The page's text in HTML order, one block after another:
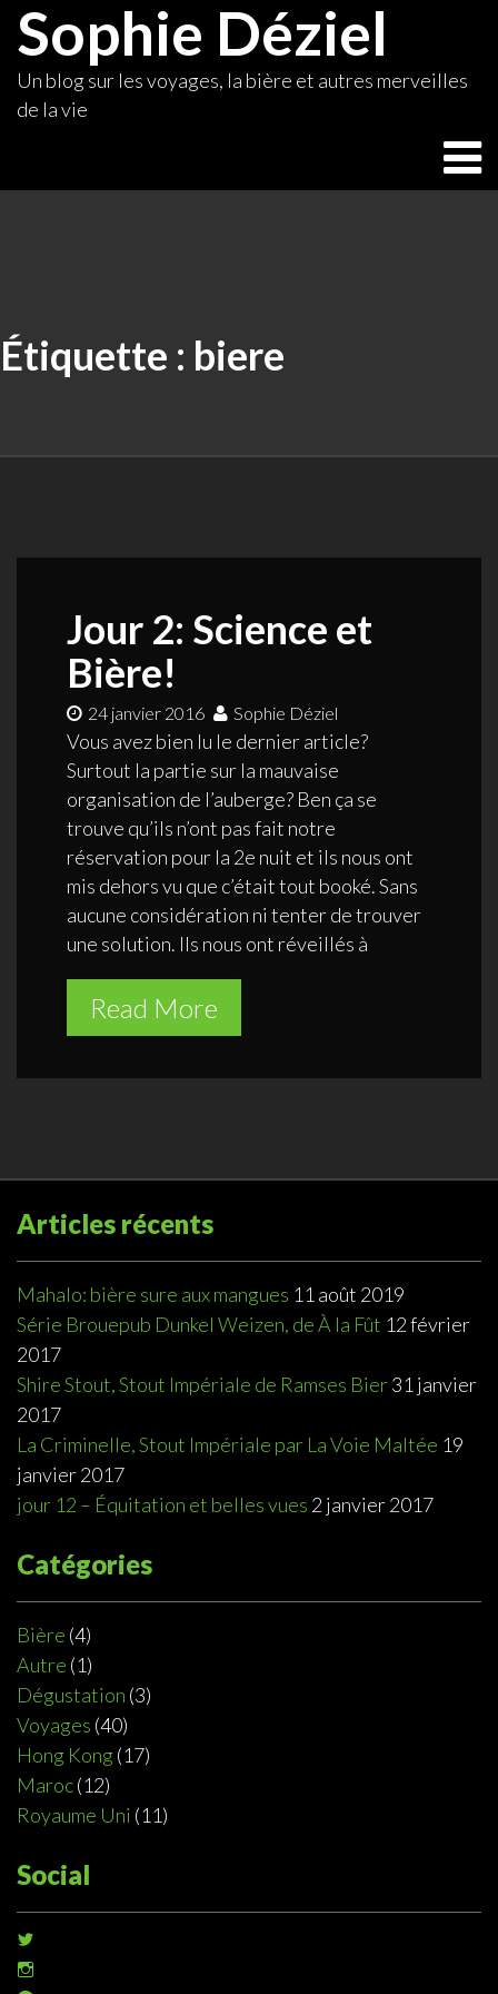
SkipSophie Déziel
Un blog sur les voyages, la bière et autres merveilles
de la vie
Étiquette : biere
Jour 2: Science et
Bière!
24 janvier 2016 Sophie Déziel
Vous avez bien lu le dernier article?
Surtout la partie sur la mauvaise
organisation de l’auberge? Ben ça se
trouve qu’ils n’ont pas fait notre
réservation pour la 2e nuit et ils nous ont
mis dehors vu que c’était tout booké. Sans
aucune considération ni tenter de trouver
une solution. Ils nous ont réveillés à
Read More
Articles récents
Mahalo: bière sure aux mangues 11 août 2019
Série Brouepub Dunkel Weizen, de À la Fût 12 février
2017
Shire Stout, Stout Impériale de Ramses Bier31 janvier
2017
La Criminelle, Stout Impériale par La Voie Maltée 19
janvier 2017
jour 12 – Équitation et belles vues 2 janvier 2017
Catégories
Bière (4)
Autre (1)
Dégustation (3)
Voyages (40)
Hong Kong (17)
Maroc(12)
Royaume Uni (11)
Social